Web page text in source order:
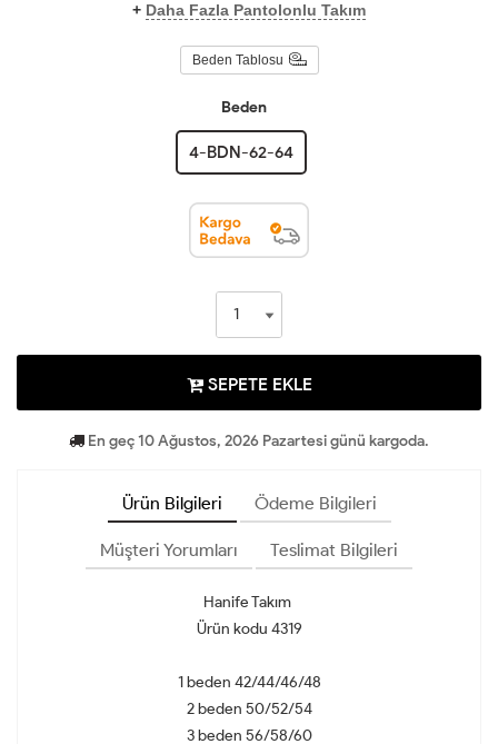
+ Daha Fazla Pantolonlu Takım
Beden Tablosu
Beden
4-BDN-62-64
SEPETE EKLE
En geç 10 Ağustos, 2026 Pazartesi günü kargoda.
Ürün Bilgileri Ödeme Bilgileri
Müşteri Yorumları Teslimat Bilgileri
Hanife Takım
Ürün kodu 4319
1 beden 42/44/46/48
2 beden 50/52/54
3 beden 56/58/60